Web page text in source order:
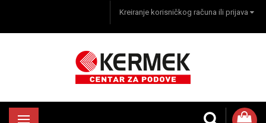
Kreiranje korisničkog računa ili prijava